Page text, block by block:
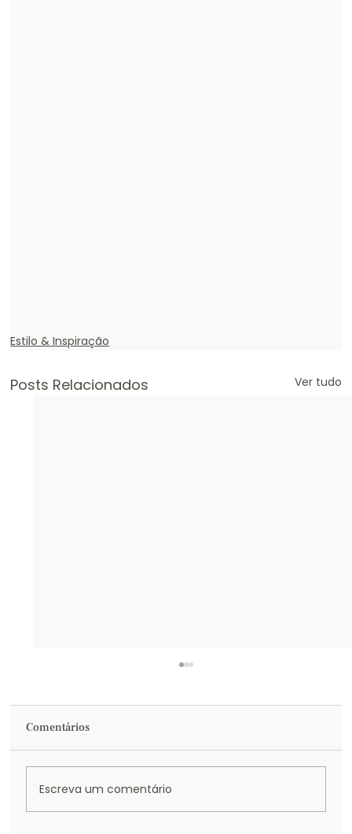
Estilo & Inspiração
Posts Relacionados Ver tudo
Comentários
Escreva um comentário